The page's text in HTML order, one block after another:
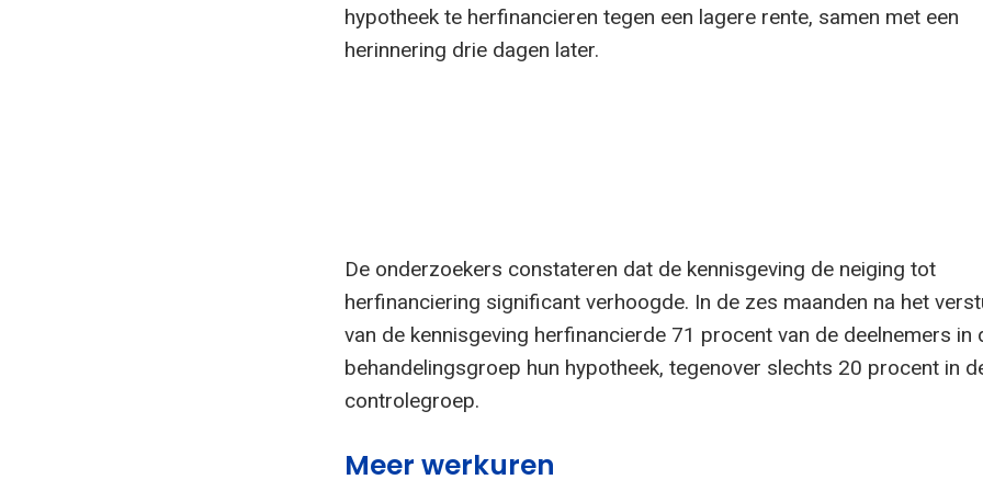
hypotheek te herfinancieren tegen een lagere rente, samen met een
herinnering drie dagen later.
De onderzoekers constateren dat de kennisgeving de neiging tot
herfinanciering significant verhoogde. In de zes maanden na het
van de kennisgeving herfinancierde 71 procent van de deelnemers in
behandelingsgroep hun hypotheek, tegenover slechts 20 procent in
controlegroep.
Meer werkuren